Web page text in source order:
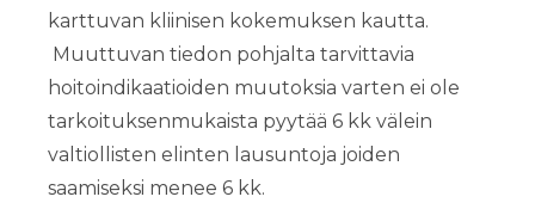
karttuvan kliinisen kokemuksen kautta.
Muuttuvan tiedon pohjalta tarvittavia
hoitoindikaatioiden muutoksia varten ei ole
tarkoituksenmukaista pyytää 6 kk välein
valtiollisten elinten lausuntoja joiden
saamiseksi menee 6 kk.